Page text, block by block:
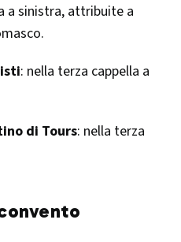
a sinistra, attribuite a
: nella terza cappella a
di Tours: nella terza